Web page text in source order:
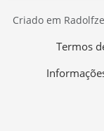
Criado em
Termos